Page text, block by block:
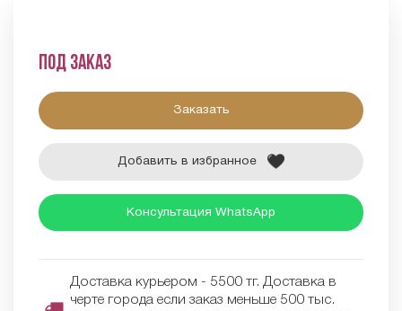
Под заказ
Заказать
Добавить в избранное
Консультация WhatsApp
Доставка курьером - 5500 тг. Доставка в
черте города если заказ меньше 500 тыс.